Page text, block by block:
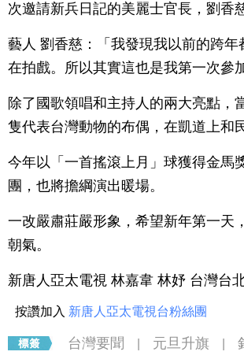
次邀請新兵日記的美麗士官長，劉香
藝人 劉香慈：「我發現我以前的跨年
在拍戲。所以其實這也是我第一次參
除了國歌領唱和主持人的兩大亮點，
隻代表台灣動物的布偶，在凱道上和
今年以「一首搖滾上月」球獲得金馬
團，也將擔綱演出暖場。
一改嚴肅莊嚴形象，希望新年第一天
朝氣。
新唐人亞太電視 林嘉韋 林妤 台灣台
按讚加入 新唐人亞太電視台粉絲團
台灣要聞 元旦升旗